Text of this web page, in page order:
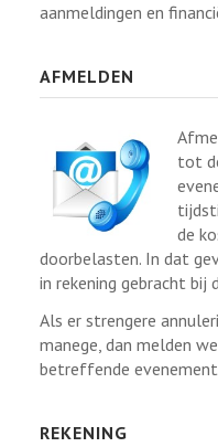
aanmeldingen en
AFMELDEN
tot
de
doorbelasten. In dat
in rekening gebracht bij
Als er strengere
manege, dan melden
betreffende
REKENING